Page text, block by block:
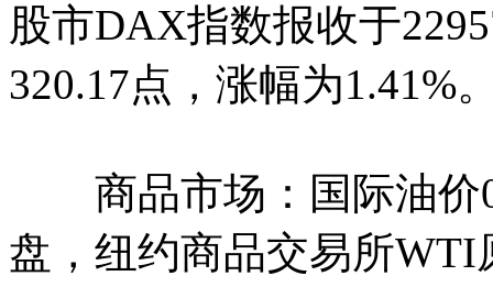
股市DAX指数报收于
320.17点，涨幅为1.41%
商品市场：国际油价
盘，纽约商品交易所WTI